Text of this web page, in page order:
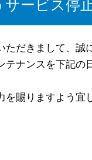
ービス停
だきまして、誠
ナンスを下記の
賜りますよう宜